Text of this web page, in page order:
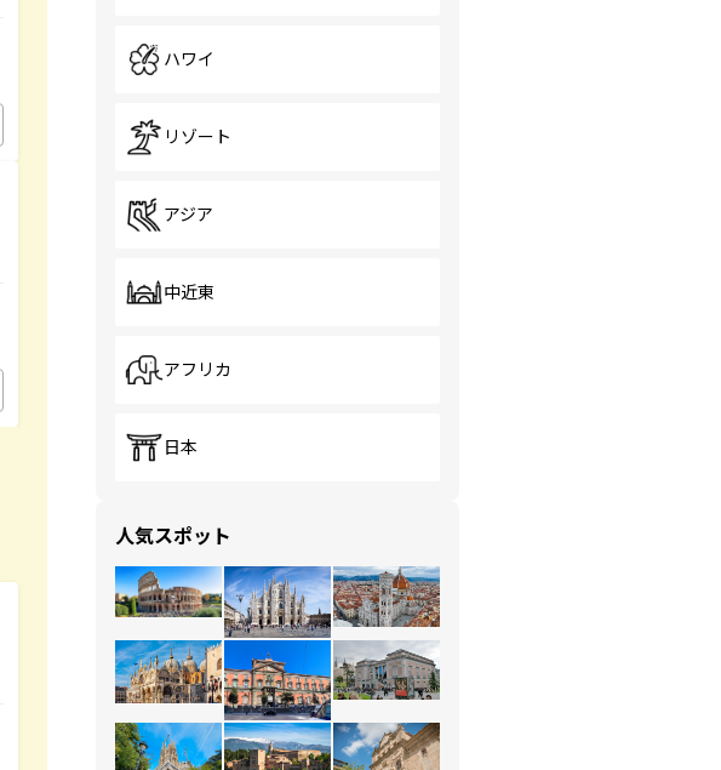
ハワイ
リゾート
アジア
中近東
アフリカ
日本
人気スポット